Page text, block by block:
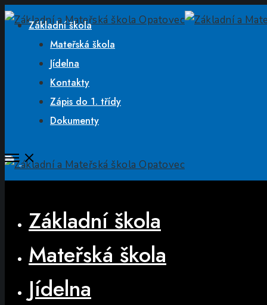
Základní škola
Mateřská škola
Jídelna
Kontakty
Zápis do 1. třídy
Dokumenty
Open
Menu
Základní škola
Mateřská škola
Jídelna